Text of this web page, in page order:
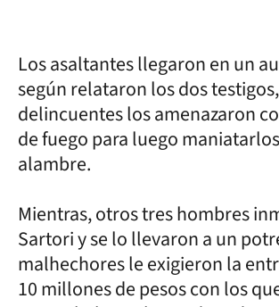
Los asaltantes llegaron en un
según relataron los dos
delincuentes los amenazaron
de fuego para luego
alambre.
Mientras, otros tres hombres
Sartori y se lo llevaron a un
malhechores le exigieron la
10 millones de pesos con los